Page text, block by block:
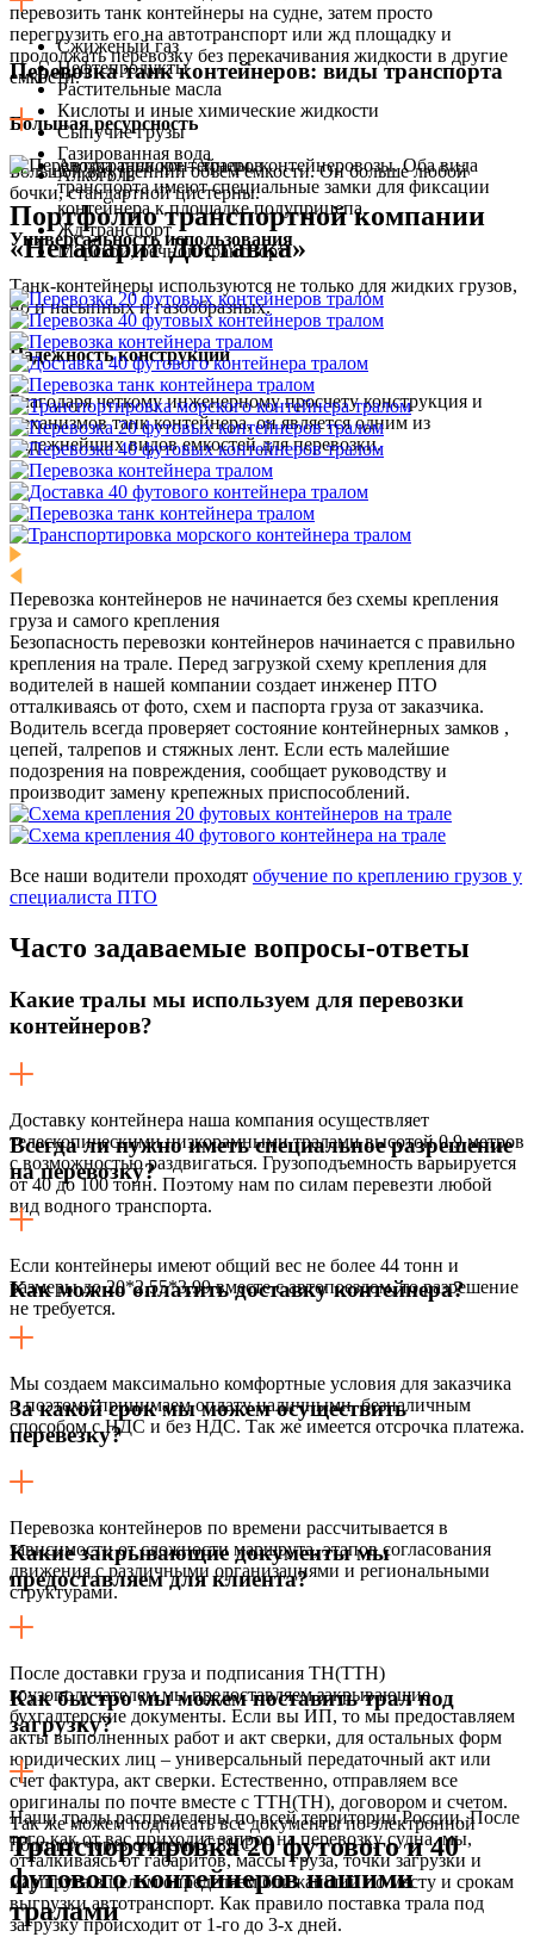
перевозить танк контейнеры на судне, затем просто
перегрузить его на автотранспорт или жд площадку и
продолжать перевозку без перекачивания жидкости в другие
емкости.
Большая ресурсность
Большой внутренний объем емкости. Он больше любой
бочки, стандартной цистерны.
Универсальность использования
Танк-контейнеры используются не только для жидких грузов,
но и насыпных и газообразных.
Надежность конструкции
Благодаря четкому инженерному просчету конструкция и
механизмов танк контейнера, он является одним из
надежнейших видов емкостей для перевозки.
Сжиженый газ
Нефтепродукты
Растительные масла
Кислоты и иные химические жидкости
Сыпучие грузы
Газированная вода
Алкоголь
Перевозка танк контейнеров: виды транспорта
Автотранспорт – тралы, контейнеровозы. Оба вида
транспорта имеют специальные замки для фиксации
контейнера к площадке полуприцепа.
Жд транспорт
Морской, речной транспорт
Портфолио транспортной компании
«Негабарит Доставка»
Перевозка контейнеров не начинается без схемы крепления
груза и самого крепления
Безопасность перевозки контейнеров начинается с правильно
крепления на трале. Перед загрузкой схему крепления для
водителей в нашей компании создает инженер ПТО
отталкиваясь от фото, схем и паспорта груза от заказчика.
Водитель всегда проверяет состояние контейнерных замков ,
цепей, талрепов и стяжных лент. Если есть малейшие
подозрения на повреждения, сообщает руководству и
производит замену крепежных приспособлений.
Все наши водители проходят обучение по креплению грузов у
специалиста ПТО
Часто задаваемые вопросы-ответы
Какие тралы мы используем для перевозки
контейнеров?
Доставку контейнера наша компания осуществляет
телескопическими низкорамными тралами высотой 0,9 метров
с возможностью раздвигаться. Грузоподъемность варьируется
от 40 до 100 тонн. Поэтому нам по силам перевезти любой
вид водного транспорта.
Всегда ли нужно иметь специальное разрешение
на перевозку?
Если контейнеры имеют общий вес не более 44 тонн и
размеры до 20*2,55*3,99 вместе с автопоездом, то разрешение
не требуется.
Как можно оплатить доставку контейнера?
Мы создаем максимально комфортные условия для заказчика
и поэтому принимаем оплату наличными, безналичным
способом с НДС и без НДС. Так же имеется отсрочка платежа.
За какой срок мы можем осуществить
перевезку?
Перевозка контейнеров по времени рассчитывается в
зависимости от сложности маршрута, этапов согласования
движения с различными организациями и региональными
структурами.
Какие закрывающие документы мы
предоставляем для клиента?
После доставки груза и подписания ТН(ТТН)
грузополучателем мы предоставляем закрывающие
бухгалтерские документы. Если вы ИП, то мы предоставляем
акты выполненных работ и акт сверки, для остальных форм
юридических лиц – универсальный передаточный акт или
счет фактура, акт сверки. Естественно, отправляем все
оригиналы по почте вместе с ТТН(ТН), договором и счетом.
Так же можем подписать все документы по электронной
подписи через систему СБИС.
Как быстро мы можем поставить трал под
загрузку?
Наши тралы распределены по всей территории России. После
того как от вас приходит запрос на перевозку судна, мы,
отталкиваясь от габаритов, массы груза, точки загрузки и
маршрута в целом определяем ближайший по месту и срокам
выгрузки автотранспорт. Как правило поставка трала под
загрузку происходит от 1-го до 3-х дней.
Транспортировка 20 футового и 40
футового контейнеров нашими
тралами